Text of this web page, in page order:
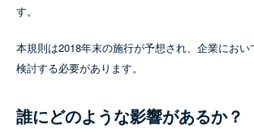
す。
本規則は2018年末の施行が予想され、企業にお
検討する必要があります。
誰にどのような影響があるか？